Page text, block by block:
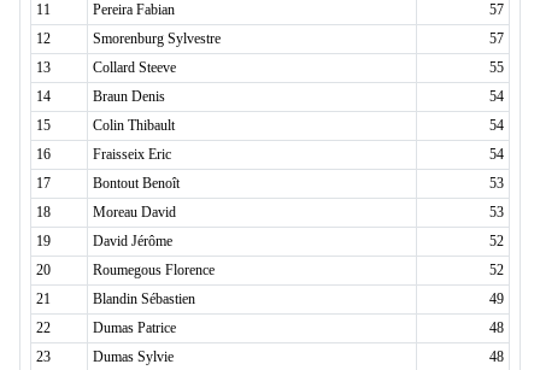
11
Pereira Fabian
57
12
Smorenburg Sylvestre
57
13
Collard Steeve
55
14
Braun Denis
54
15
Colin Thibault
54
16
Fraisseix Eric
54
17
Bontout Benoît
53
18
Moreau David
53
19
David Jérôme
52
20
Roumegous Florence
52
21
Blandin Sébastien
49
22
Dumas Patrice
48
23
Dumas Sylvie
48